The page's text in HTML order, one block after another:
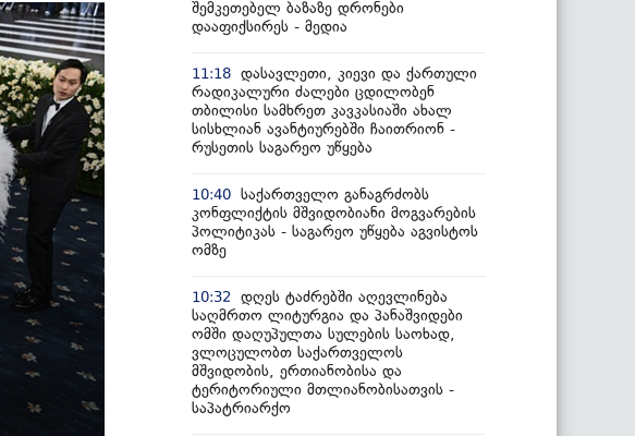
შემკეთებელ ბაზაზე დრონები
დააფიქსირეს - მედია
11:18 დასავლეთი, კიევი და ქართული
რადიკალური ძალები ცდილობენ
თბილისი სამხრეთ კავკასიაში ახალ
სისხლიან ავანტიურებში ჩაითრიონ -
რუსეთის საგარეო უწყება
10:40 საქართველო განაგრძობს
კონფლიქტის მშვიდობიანი მოგვარების
პოლიტიკას - საგარეო უწყება აგვისტოს
ომზე
10:32
დღეს ტაძრებში აღევლინება
საღმრთო ლიტურგია და პანაშვიდები
ომში დაღუპულთა სულების საოხად,
ვლოცულობთ საქართველოს
მშვიდობის, ერთიანობისა და
ტერიტორიული მთლიანობისათვის -
საპატრიარქო